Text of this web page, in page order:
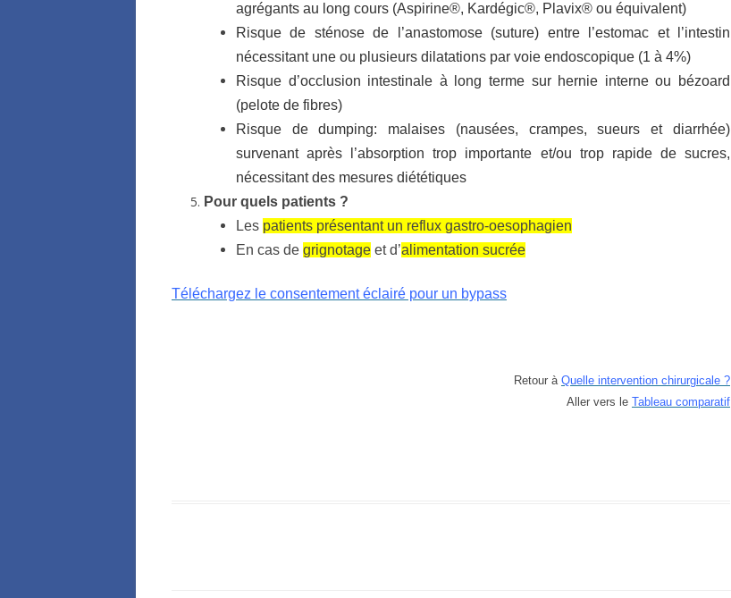
agrégants au long cours (Aspirine®, Kardégic®, Plavix® ou équivalent)
Risque de sténose de l’anastomose (suture) entre l’estomac et l’intestin
nécessitant une ou plusieurs dilatations par voie endoscopique (1 à 4%)
Risque d’occlusion intestinale à long terme sur hernie interne ou bézoard
(pelote de fibres)
Risque de dumping: malaises (nausées, crampes, sueurs et diarrhée)
survenant après l’absorption trop importante et/ou trop rapide de sucres,
nécessitant des mesures diététiques
Pour quels patients ?
Les patients présentant un reflux gastro-oesophagien
En cas de grignotage et d’alimentation sucrée
Téléchargez le consentement éclairé pour un bypass
Retour à Quelle intervention chirurgicale ?
Aller vers le Tableau comparatif